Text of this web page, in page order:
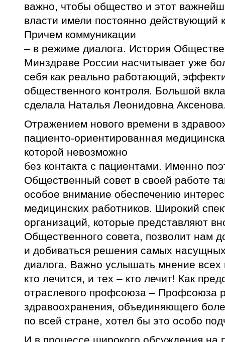
важно, чтобы общество и этот
власти имели постоянно действующий
Причем коммуникации
– в режиме диалога. История
Минздраве России насчитывает уже
себя как реально работающий,
общественного контроля. Большой
сделала Наталья Леонидовна
Отражением нового времени в
пациенто-ориентированная
которой невозможно
без контакта с пациентами. Именно
Общественный совет в своей работе
особое внимание обеспечению
медицинских работников. Широкий
организаций, которые представляют
Общественного совета, позволит нам
и добиваться решения самых
диалога. Важно услышать мнение всех
кто лечится, и тех – кто лечит! Как
отраслевого профсоюза – Профсоюза
здравоохранения, объединяющего
по всей стране, хотел бы это особо